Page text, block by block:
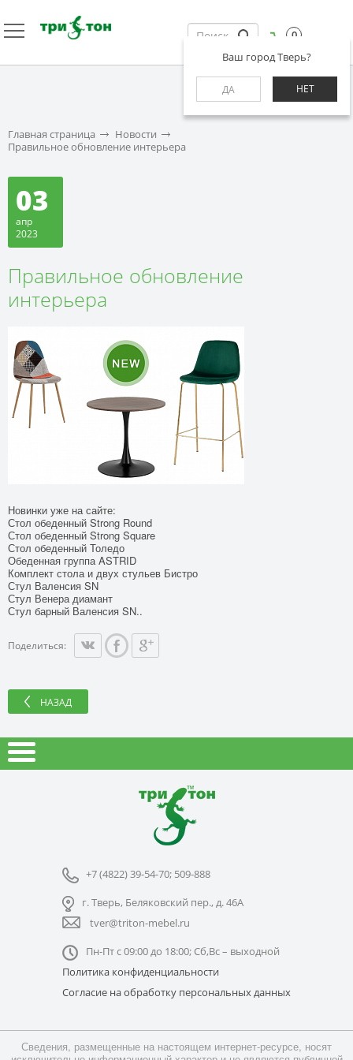
Ваш город Тверь?
ДА НЕТ
0
Главная страница
Новости
Правильное обновление интерьера
03
апр
2023
Правильное обновление
интерьера
Новинки уже на сайте:
Стол обеденный Strong Round
Стол обеденный Strong Square
Стол обеденный Толедо
Обеденная группа ASTRID
Комплект стола и двух стульев Бистро
Стул Валенсия SN
Стул Венера диамант
Стул барный Валенсия SN..
Поделиться:
НАЗАД
+7 (4822) 39-54-70; 509-888
г. Тверь, Беляковский пер., д. 46А
tver@triton-mebel.ru
Пн-Пт с 09:00 до 18:00; Сб,Вс – выходной
Политика конфиденциальности
Согласие на обработку персональных данных
Сведения, размещенные на настоящем интернет-ресурсе, носят